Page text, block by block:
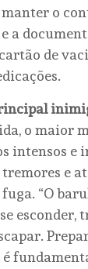
o
a
de
o maior
intensos e
e
“O
esconder,